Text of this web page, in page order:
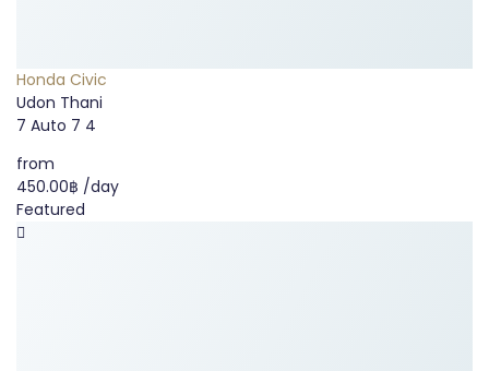
Honda Civic
Udon Thani
7 Auto 7 4
from
450.00฿ /day
Featured